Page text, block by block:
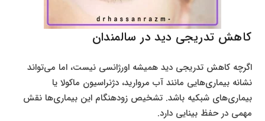
کاهش تدریجی دید در سالمندان
اگرچه کاهش تدریجی دید همیشه اورژانسی نیست، اما می‌تواند
نشانه بیماری‌هایی مانند آب مروارید، دژنراسیون ماکولا یا
بیماری‌های شبکیه باشد. تشخیص زودهنگام این بیماری‌ها نقش
مهمی در حفظ بینایی دارد.